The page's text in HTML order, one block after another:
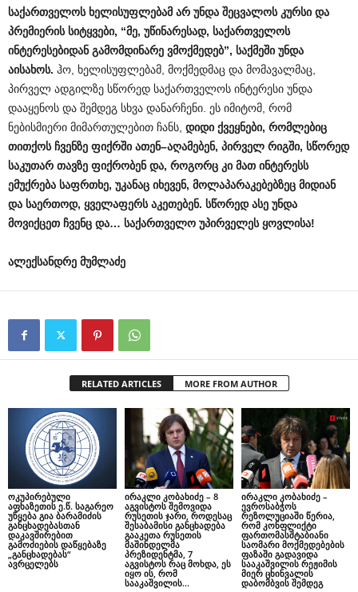
საქართველოს ხელისუფლებამ არ უნდა შეცვალოს კურსი და
პრემიერის სიტყვები, “მე, უწინარესად, საქართველოს
ინტერესებიდან გამომდინარე ვმოქმედებ”, საქმეში უნდა
აისახოს. ჰო, ხელისუფლებამ, მოქმედმაც და მომავალმაც,
პირველ ადგილზე სწორედ საქართველოს ინტერესი უნდა
დააყენოს და შემდეგ სხვა დანარჩენი. ეს იმიტომ, რომ
ნებისმიერი მიმართულებით ჩანს, დიდი ქვეყნები, რომლებიც
თითქოს ჩვენზე ფიქრში ათენ–აღამებენ, პირველ რიგში, სწორედ
საკუთარ თავზე ფიქრობენ და, როგორც კი მათ ინტერესს
ემუქრება საფრთხე, უკანაც იხევენ, მოლაპარაკებებზეც მიდიან
და საერთოდ, ყველაფერს აკეთებენ. სწორედ ასე უნდა
მოვიქცეთ ჩვენც და… საქართველო უპირველეს ყოვლისა!
ალექსანდრე მუმლაძე
RELATED ARTICLES MORE FROM AUTHOR
ოკუპირებული
აფხაზეთის ე.წ. საგარეო
უწყება გია ბარამიძის
განცხადებასთან
დაკავშირებით
გამოძიების დაწყებაზე
„განცხადებას“
ავრცელებს
ირაკლი კობახიძე – 8
აგვისტოს შემოვიდა
რუსეთის ჯარი, როდესაც
შესაბამისი განცხადება
გააკეთა რუსეთის
მაშინდელმა
პრეზიდენტმა, 7
აგვისტოს რაც მოხდა, ეს
იყო ის, რომ
სააკაშვილის...
ირაკლი კობახიძე –
ევროსაბჭოს
რეზოლუციაში წერია,
რომ კონფლიქტი
ფართომასშტაბიანი
საომარი მოქმედებების
ფაზაში გადავიდა
სააკაშვილის რეჟიმის
მიერ ცხინვალის
დაბომბვის შემდეგ